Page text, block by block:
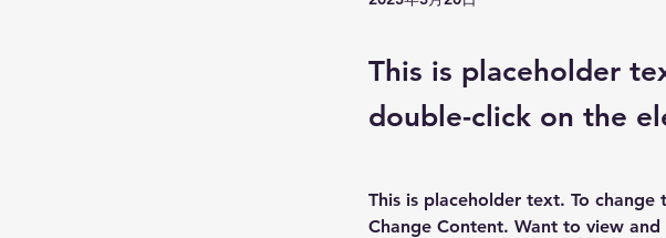
This is placeholder
double-click on the
This is placeholder text. To
Change Content. Want to view